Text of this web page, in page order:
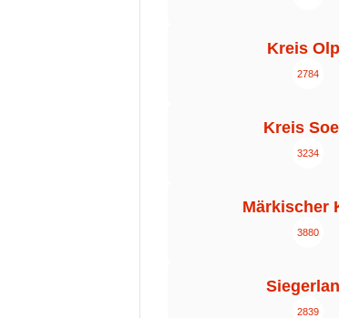
Kreis
2784
Kreis
3234
Märkischer
3880
2839